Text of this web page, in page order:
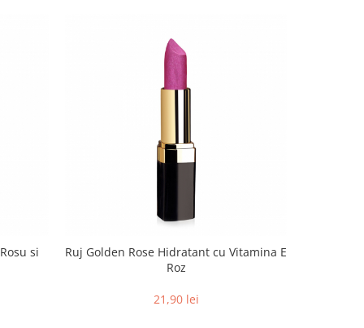
si
Ruj Golden Rose Hidratant cu Vitamina E
Roz
21,90 lei